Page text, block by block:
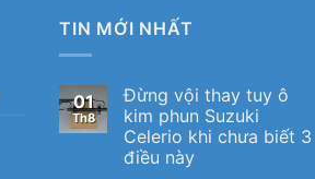
TIN MỚI NHẤT
01
Th8
Đừng vội thay tuy ô
kim phun Suzuki
Celerio khi chưa biết 3
điều này